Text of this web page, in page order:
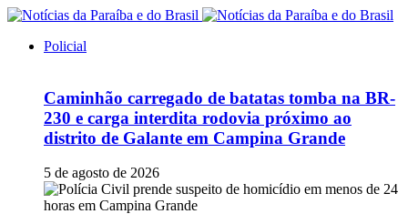
Policial
Caminhão carregado de batatas tomba na BR-
230 e carga interdita rodovia próximo ao
distrito de Galante em Campina Grande
5 de agosto de 2026